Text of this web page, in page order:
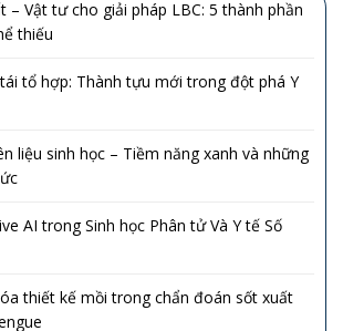
– Vật tư cho giải pháp LBC: 5 thành phần
thiếu
tổ hợp: Thành tựu mới trong đột phá Y
liệu sinh học – Tiềm năng xanh và những
AI trong Sinh học Phân tử Và Y tế Số
thiết kế mồi trong chẩn đoán sốt xuất